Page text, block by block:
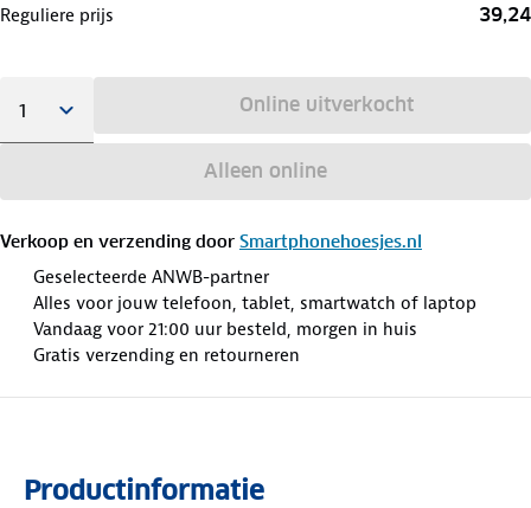
Reguliere prijs 39,24
Online uitverkocht
Alleen online
Verkoop en verzending door Smartphonehoesjes.nl
Geselecteerde ANWB-partner
Alles voor jouw telefoon, tablet, smartwatch of laptop
Vandaag voor 21:00 uur besteld, morgen in huis
Gratis verzending en retourneren
Productinformatie